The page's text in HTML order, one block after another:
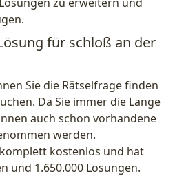
für schloß an der
Sie die Rätselfrage finden
Da Sie immer die Länge
auch schon vorhandene
werden.
kostenlos und hat
und 1.650.000 Lösungen.